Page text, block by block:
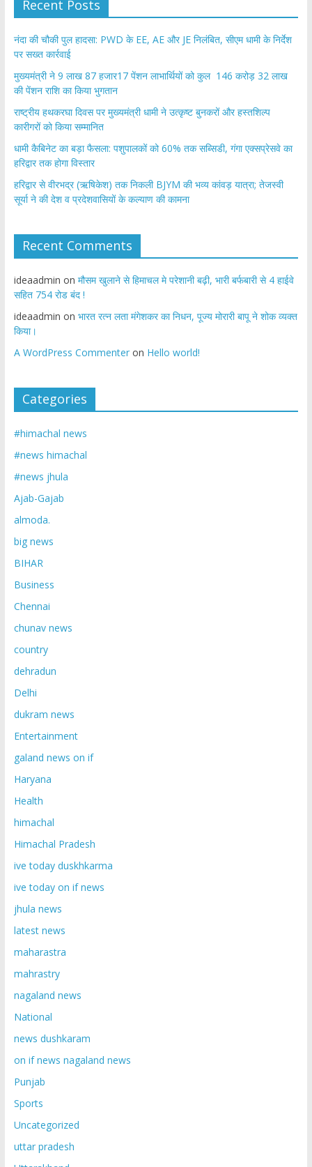
Recent Posts
नंदा की चौकी पुल हादसा: PWD के EE, AE और JE निलंबित, सीएम धामी के निर्देश
पर सख्त कार्रवाई
मुख्यमंत्री ने 9 लाख 87 हजार17 पेंशन लाभार्थियों को कुल 146 करोड़ 32 लाख
की पेंशन राशि का किया भुगतान
राष्ट्रीय हथकरघा दिवस पर मुख्यमंत्री धामी ने उत्कृष्ट बुनकरों और हस्तशिल्प
कारीगरों को किया सम्मानित
​धामी कैबिनेट का बड़ा फैसला: पशुपालकों को 60% तक सब्सिडी, गंगा एक्सप्रेसवे का
हरिद्वार तक होगा विस्तार
​हरिद्वार से वीरभद्र (ऋषिकेश) तक निकली BJYM की भव्य कांवड़ यात्रा; तेजस्वी
सूर्या ने की देश व प्रदेशवासियों के कल्याण की कामना
Recent Comments
ideaadmin on मौसम खुलाने से हिमाचल मे परेशानी बढ़ी, भारी बर्फबारी से 4 हाईवे
सहित 754 रोड बंद !
ideaadmin on भारत रत्न लता मंगेशकर का निधन, पूज्य मोरारी बापू ने शोक व्यक्त
किया।
A WordPress Commenteron Hello world!
Categories
#himachal news
#news himachal
#news jhula
Ajab-Gajab
almoda.
big news
BIHAR
Business
Chennai
chunav news
country
dehradun
Delhi
dukram news
Entertainment
galand news on if
Haryana
Health
himachal
Himachal Pradesh
ive today duskhkarma
ive today on if news
jhula news
latest news
maharastra
mahrastry
nagaland news
National
news dushkaram
on if news nagaland news
Punjab
Sports
Uncategorized
uttar pradesh